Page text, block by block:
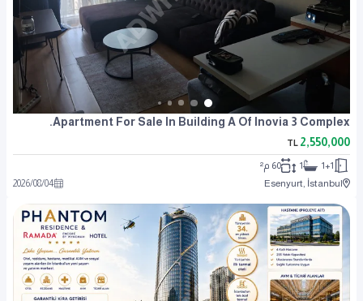
Apartment For Sale In Building A Of Inovia 3 Complex.
2,550,000
TL
1+1
1
60 م²
Esenyurt, İstanbul
2026/08/04